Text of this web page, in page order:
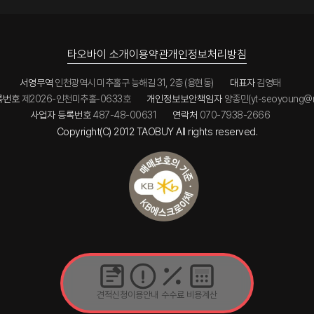
견적신청이용안내 수수료 비용계산
타오바이 소개이용약관개인정보처리방침
서영무역 인천광역시 미추홀구 능해길 31, 2층 (용현동) 대표자김영태
번호 제2026-인천미추홀-0633호 개인정보보안책임자 양종민(yt-
사업자 등록번호487-48-00631 연락처 070-7938-2666
Copyright(C) 2012 TAOBUY All rights reserved.